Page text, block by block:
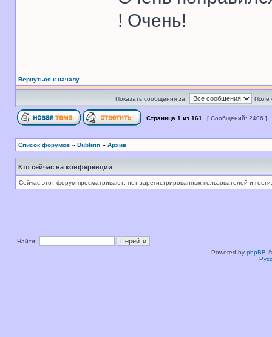
! Очень!
Вернуться к началу
Показать сообщения за: Поле
Страница 1 из 161 [ Сообщений: 2406 ]
Список форумов » Dublirin » Архив
Кто сейчас на конференции
Сейчас этот форум просматривают: нет зарегистрированных пользователей и
Найти:
Powered by phpBB